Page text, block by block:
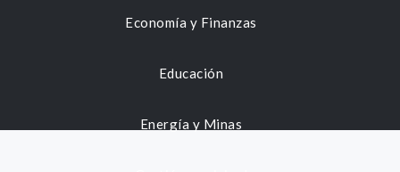
Economía y Finanzas
Educación
Energía y Minas